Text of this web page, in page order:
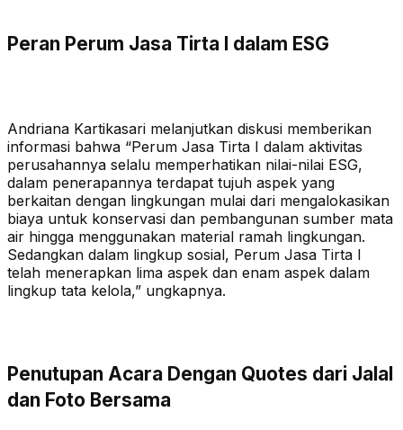
Peran Perum Jasa Tirta I dalam ESG
Andriana Kartikasari melanjutkan diskusi memberikan
informasi bahwa “Perum Jasa Tirta I dalam aktivitas
perusahannya selalu memperhatikan nilai-nilai ESG,
dalam penerapannya terdapat tujuh aspek yang
berkaitan dengan lingkungan mulai dari mengalokasikan
biaya untuk konservasi dan pembangunan sumber mata
air hingga menggunakan material ramah lingkungan.
Sedangkan dalam lingkup sosial, Perum Jasa Tirta I
telah menerapkan lima aspek dan enam aspek dalam
lingkup tata kelola,” ungkapnya.
Penutupan Acara Dengan Quotes dari Jalal
dan Foto Bersama